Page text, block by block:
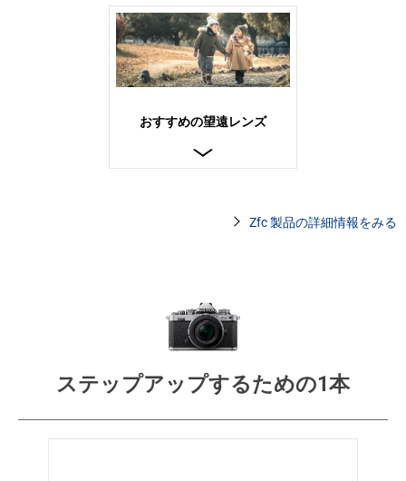
おすすめの望遠レンズ
Zfc 製品の詳細情報をみる
ステップアップするための1本